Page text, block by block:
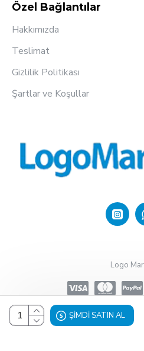
ŞIMDI SATIN AL
Özel Bağlantılar
Hakkımızda
Teslimat
Gizlilik Politikası
Şartlar ve Koşullar
Logo
Design, Hosting &